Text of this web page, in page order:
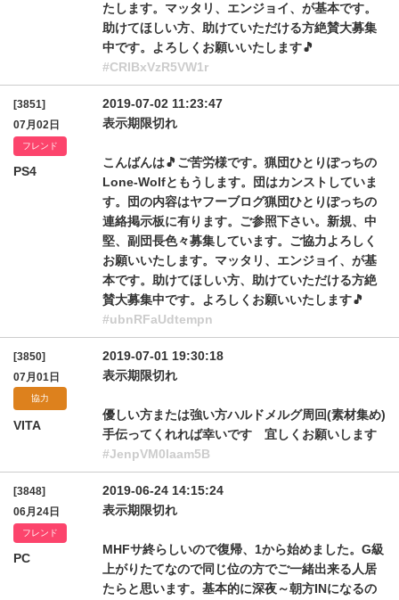
たします。マッタリ、エンジョイ、が基本です。
助けてほしい方、助けていただける方絶賛大募集
中です。よろしくお願いいたします🎵
#CRlBxVzR5VW1r
[3851]
07月02日
フレンド
PS4
2019-07-02 11:23:47
表示期限切れ
こんばんは🎵ご苦労様です。猟団ひとりぽっちの
Lone-Wolfともうします。団はカンストしていま
す。団の内容はヤフーブログ猟団ひとりぽっちの
連絡掲示板に有ります。ご参照下さい。新規、中
堅、副団長色々募集しています。ご協力よろしく
お願いいたします。マッタリ、エンジョイ、が基
本です。助けてほしい方、助けていただける方絶
賛大募集中です。よろしくお願いいたします🎵
#ubnRFaUdtempn
[3850]
07月01日
協力
VITA
2019-07-01 19:30:18
表示期限切れ
優しい方または強い方ハルドメルグ周回(素材集め)
手伝ってくれれば幸いです 宜しくお願いします
#JenpVM0laam5B
[3848]
06月24日
フレンド
PC
2019-06-24 14:15:24
表示期限切れ
MHFサ終らしいので復帰、1から始めました。G級
上がりたてなので同じ位の方でご一緒出来る人居
たらと思います。基本的に深夜～朝方INになるの